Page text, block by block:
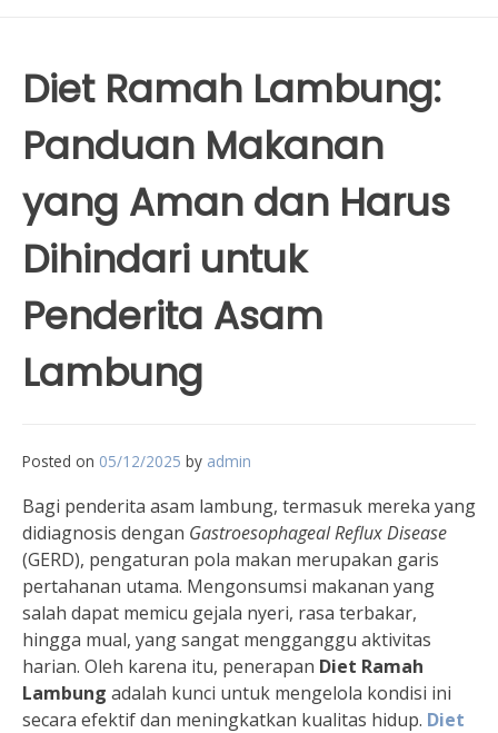
Diet Ramah Lambung:
Panduan Makanan
yang Aman dan Harus
Dihindari untuk
Penderita Asam
Lambung
Posted on 05/12/2025 by admin
Bagi penderita asam lambung, termasuk mereka yang
didiagnosis dengan Gastroesophageal Reflux Disease
(GERD), pengaturan pola makan merupakan garis
pertahanan utama. Mengonsumsi makanan yang
salah dapat memicu gejala nyeri, rasa terbakar,
hingga mual, yang sangat mengganggu aktivitas
harian. Oleh karena itu, penerapan Diet Ramah
Lambung adalah kunci untuk mengelola kondisi ini
secara efektif dan meningkatkan kualitas hidup. Diet